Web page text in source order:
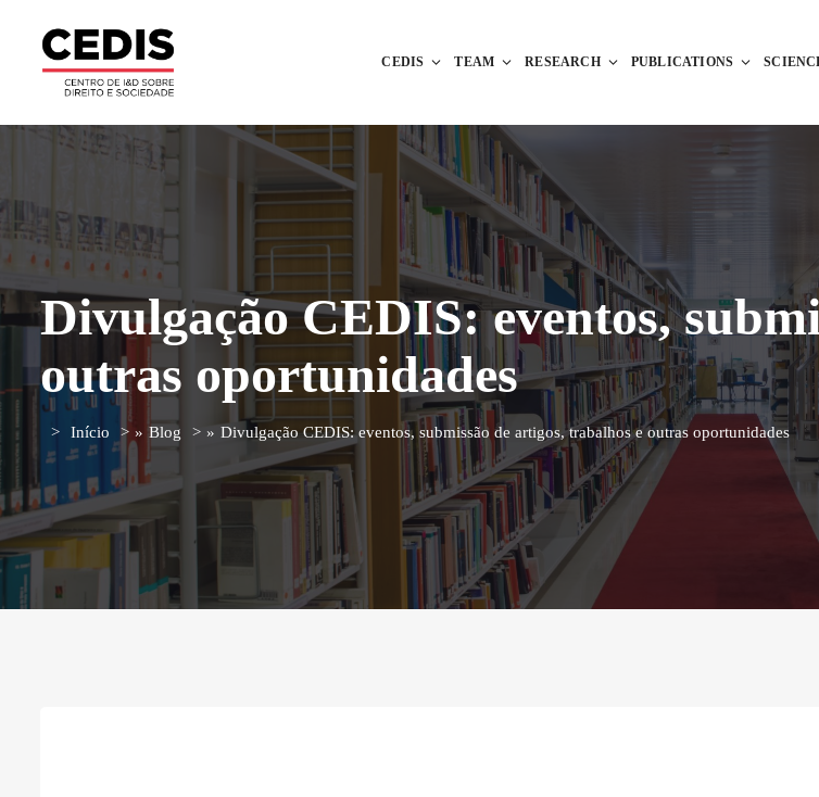
CEDIS TEAM RESEARCH PUBLICATIONS
Divulgação CEDIS: eventos,
outras oportunidades
Início » Blog » Divulgação CEDIS: eventos, submissão de artigos, trabalhos e outras oportunidades